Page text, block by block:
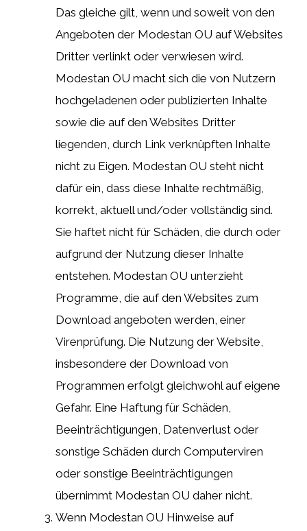
Das gleiche gilt, wenn und soweit von den
Angeboten der Modestan OU auf Websites
Dritter verlinkt oder verwiesen wird.
Modestan OU macht sich die von Nutzern
hochgeladenen oder publizierten Inhalte
sowie die auf den Websites Dritter
liegenden, durch Link verknüpften Inhalte
nicht zu Eigen. Modestan OU steht nicht
dafür ein, dass diese Inhalte rechtmäßig,
korrekt, aktuell und/oder vollständig sind.
Sie haftet nicht für Schäden, die durch oder
aufgrund der Nutzung dieser Inhalte
entstehen. Modestan OU unterzieht
Programme, die auf den Websites zum
Download angeboten werden, einer
Virenprüfung. Die Nutzung der Website,
insbesondere der Download von
Programmen erfolgt gleichwohl auf eigene
Gefahr. Eine Haftung für Schäden,
Beeinträchtigungen, Datenverlust oder
sonstige Schäden durch Computerviren
oder sonstige Beeinträchtigungen
übernimmt Modestan OU daher nicht.
Wenn Modestan OU Hinweise auf